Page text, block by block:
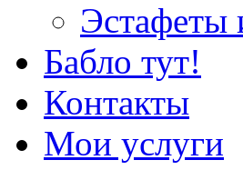
Эстафеты
Бабло тут!
Контакты
Мои услуги